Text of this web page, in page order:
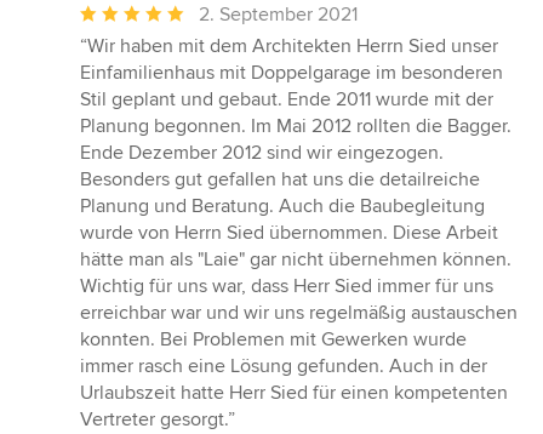
Durchschnittliche
Bewertung:
5
von
5
Sternen
2. September 2021
“Wir haben mit dem Architekten Herrn Sied unser
Einfamilienhaus mit Doppelgarage im besonderen
Stil geplant und gebaut. Ende 2011 wurde mit der
Planung begonnen. Im Mai 2012 rollten die Bagger.
Ende Dezember 2012 sind wir eingezogen.
Besonders gut gefallen hat uns die detailreiche
Planung und Beratung. Auch die Baubegleitung
wurde von Herrn Sied übernommen. Diese Arbeit
hätte man als "Laie" gar nicht übernehmen können.
Wichtig für uns war, dass Herr Sied immer für uns
erreichbar war und wir uns regelmäßig austauschen
konnten. Bei Problemen mit Gewerken wurde
immer rasch eine Lösung gefunden. Auch in der
Urlaubszeit hatte Herr Sied für einen kompetenten
Vertreter gesorgt.”